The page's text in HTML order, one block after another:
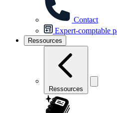
Contact
Expert-comptable
Ressources
Ressources